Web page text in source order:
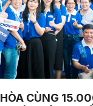
CÙNG